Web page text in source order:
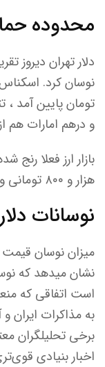
محدوده
و درهم امارات هم از محدوده ۲۳
هزار و ۸۰۰ تومانی و پایین تر از ۸۴ هزار تومان نوسان کرد.
نوسانات
میزان نوسان قیمت
نشان میدهد که
است اتفاقی که
به مذاکرات ایران
برخی تحلیلگران
اخبار بنیادی